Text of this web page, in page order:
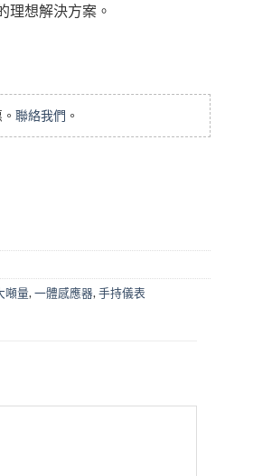
理想解決方案。
。聯絡我們 。
噸量,一體感應器,手持儀表